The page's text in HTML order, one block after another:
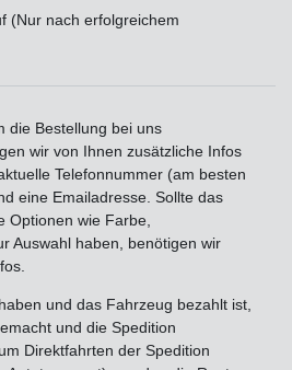
(Nur nach erfolgreichem
die Bestellung bei uns
wir von Ihnen zusätzliche Infos
Telefonnummer (am besten
eine Emailadresse. Sollte das
Optionen wie Farbe,
Auswahl haben, benötigen wir
und das Fahrzeug bezahlt ist,
und die Spedition
Direktfahrten der Spedition